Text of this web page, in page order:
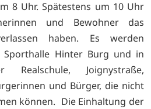
8 Uhr. Spätestens um 10 Uhr
und Bewohner das
haben. Es werden
Hinter Burg und in
Joignystraße,
und Bürger, die nicht
können. Die Einhaltung der